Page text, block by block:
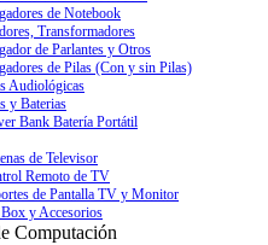
de Notebook
Transformadores
de Parlantes y Otros
de Pilas (Con y sin Pilas)
Audiológicas
y Baterias
Bank Batería Portátil
de Televisor
Remoto de TV
de Pantalla TV y Monitor
y Accesorios
Computación